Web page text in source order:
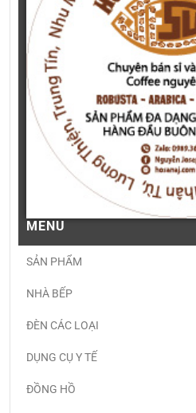
MENU
SẢN PHẨM
NHÀ BẾP
ĐÈN CÁC LOẠI
DỤNG CỤ Y TẾ
ĐỒNG HỒ